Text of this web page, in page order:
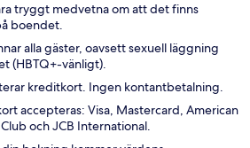
tryggt medvetna om att det finns
boendet.
alla gäster, oavsett sexuell läggning
(HBTQ+-vänligt).
kreditkort. Ingen kontantbetalning.
accepteras: Visa, Mastercard, American
och JCB International.